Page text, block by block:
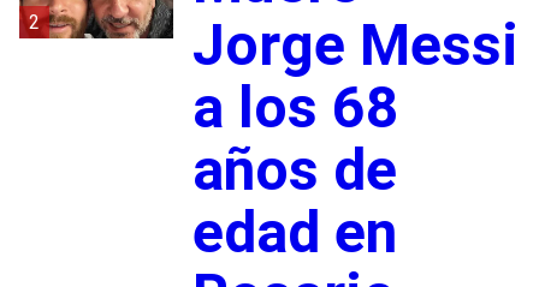
2
Jorge Messi
a los 68
años de
edad en